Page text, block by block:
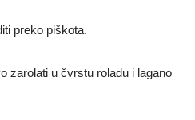
preko piškota.
zarolati u čvrstu roladu i lagano